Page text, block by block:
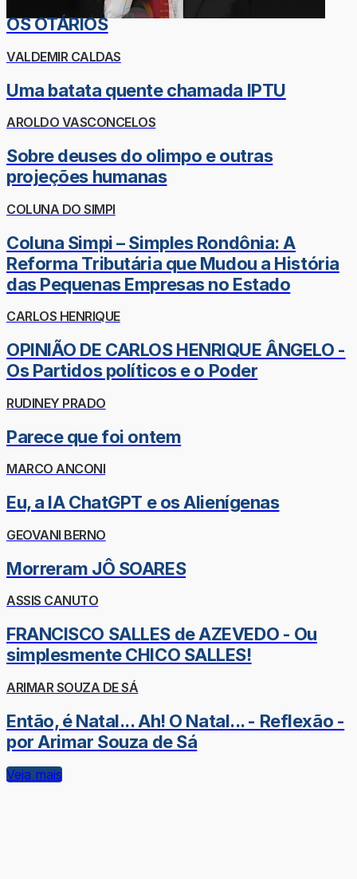
OS OTÁRIOS
VALDEMIR CALDAS
Uma batata quente chamada IPTU
AROLDO VASCONCELOS
Sobre deuses do olimpo e outras
projeções humanas
COLUNA DO SIMPI
Coluna Simpi – Simples Rondônia: A
Reforma Tributária que Mudou a História
das Pequenas Empresas no Estado
CARLOS HENRIQUE
OPINIÃO DE CARLOS HENRIQUE ÂNGELO -
Os Partidos políticos e o Poder
RUDINEY PRADO
Parece que foi ontem
MARCO ANCONI
Eu, a IA ChatGPT e os Alienígenas
GEOVANI BERNO
Morreram JÔ SOARES
ASSIS CANUTO
FRANCISCO SALLES de AZEVEDO - Ou
simplesmente CHICO SALLES!
ARIMAR SOUZA DE SÁ
Então, é Natal... Ah! O Natal... - Reflexão -
por Arimar Souza de Sá
Veja mais